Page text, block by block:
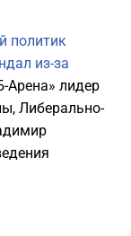
политик
из-за
Арена» лидер
Либерально-